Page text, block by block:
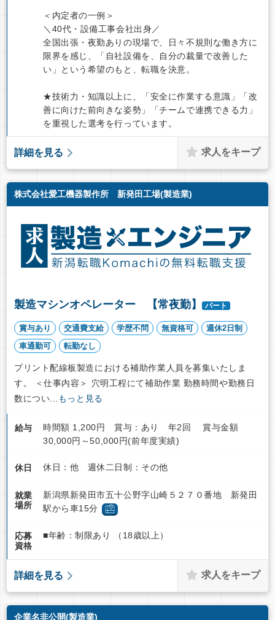
＜内定者の一例＞
＼40代・設備工事会社出身／
全国出張・夜勤ありの現場で、日々不規則な働き方に
限界を感じ、「自社設備を、自分の裁量で改善した
い」という希望のもと、転職を決意。
★技術力・知識以上に、「安全に作業する意識」「改
善に向けた前向きな姿勢」「チームで連携できる力」
を重視した選考を行っています。
詳細を見る 求人をキープ
株式会社愛工機器製作所 新発田工場(製造業)
製造マシンオペレーター 【常夜勤】 パート
賞与あり 交通費支給 学歴不問 無資格可
週休2日制
車通勤可
転勤なし
プリント配線板製造における補助作業人員を募集いたしま
す。 ＜仕事内容＞ 穴明工程にて補助作業 勤務時間や勤務日
数につい... もっと見る
給与
時間額 1,200円 賞与：あり 年2回 賞与金額
30,000円～50,000円(前年度実績)
休日 休日：他 週休二日制：その他
就業
場所
新潟県新発田市五十公野字山崎５２７０番地 新発田
駅から車15分
応募
資格
■年齢：制限あり （18歳以上）
詳細を見る 求人をキープ
企業名非公開(製造業)